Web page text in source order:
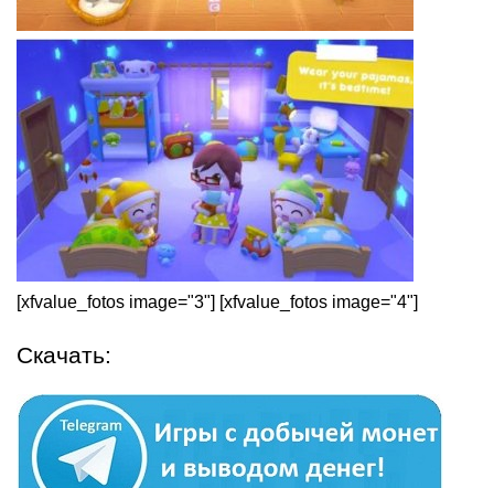
[xfvalue_fotos image="3"] [xfvalue_fotos image="4"]
Скачать: